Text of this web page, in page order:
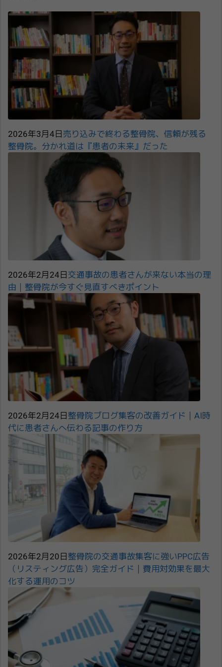
2026年3月4日 売り込みで終わる整骨院、信頼が残る
整骨院。分かれ道は『患者の未来』だった
2026年2月24日 交通事故の患者さんが来ない本当の理
由｜整骨院が今すぐ見直すべきポイント
2026年2月24日 整骨院ブログ集客の改善ガイド｜AI時
代に患者さんへ伝わる記事の作り方
2026年2月20日 整骨院の交通事故集客に強いPPC広告
（リスティング広告）完全ガイド｜費用対効果を最大
化する運用のコツ